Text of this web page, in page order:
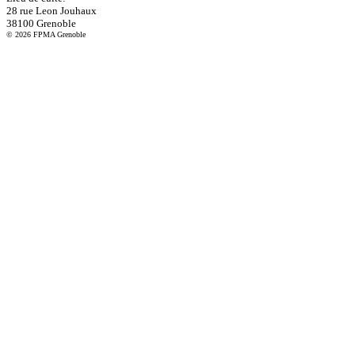
28 rue Leon Jouhaux
38100 Grenoble
© 2026 FPMA Grenoble